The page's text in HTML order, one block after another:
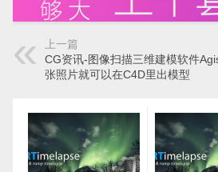
上一篇
CG资讯-图像扫描三维建模软件
张照片就可以在C4D里出模型